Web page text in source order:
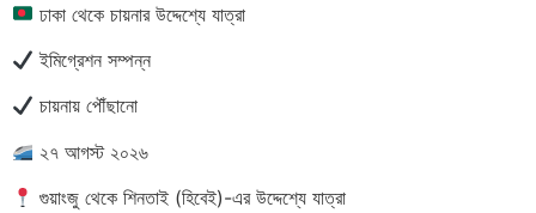
ঢাকা থেকে চায়নার উদ্দেশ্যে যাত্রা
ইমিগ্রেশন সম্পন্ন
চায়নায় পৌঁছানো
২৭ আগস্ট ২০২৬
গুয়াংজু থেকে শিনতাই (হিবেই)-এর উদ্দেশ্যে যাত্রা